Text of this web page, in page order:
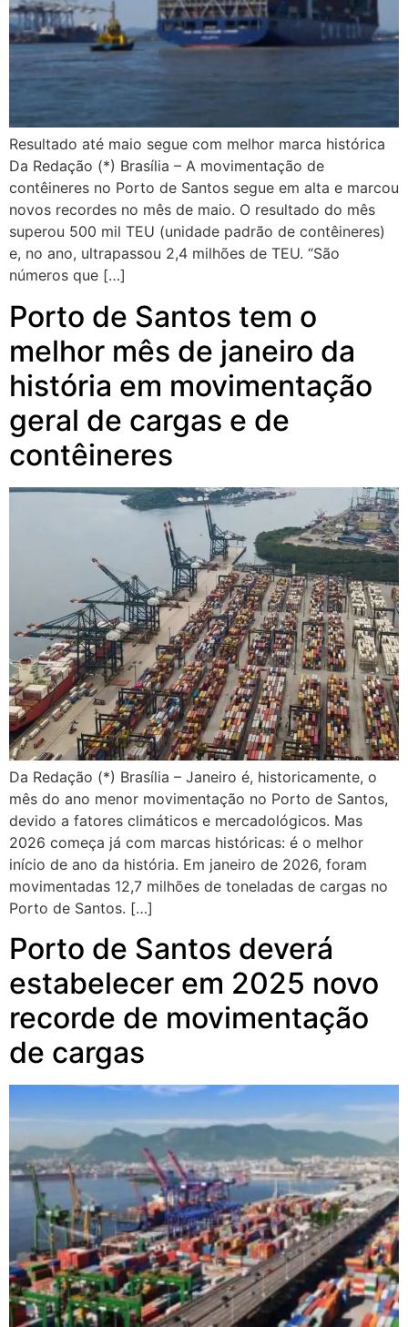
Resultado até maio segue com melhor marca histórica
Da Redação (*) Brasília – A movimentação de
contêineres no Porto de Santos segue em alta e marcou
novos recordes no mês de maio. O resultado do mês
superou 500 mil TEU (unidade padrão de contêineres)
e, no ano, ultrapassou 2,4 milhões de TEU. “São
números que […]
Porto de Santos tem o
melhor mês de janeiro da
história em movimentação
geral de cargas e de
contêineres
Da Redação (*) Brasília – Janeiro é, historicamente, o
mês do ano menor movimentação no Porto de Santos,
devido a fatores climáticos e mercadológicos. Mas
2026 começa já com marcas históricas: é o melhor
início de ano da história. Em janeiro de 2026, foram
movimentadas 12,7 milhões de toneladas de cargas no
Porto de Santos. […]
Porto de Santos deverá
estabelecer em 2025 novo
recorde de movimentação
de cargas